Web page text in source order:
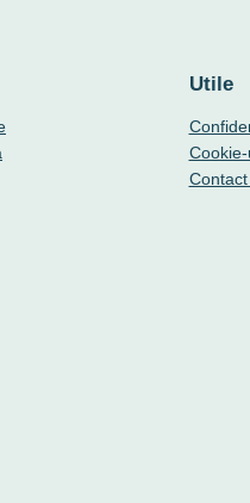
Utile